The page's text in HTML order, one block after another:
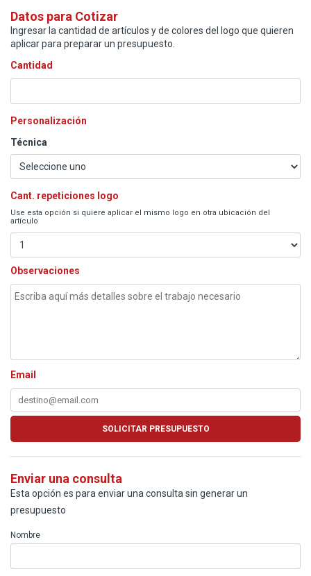
Datos para Cotizar
Ingresar la cantidad de artículos y de colores del logo que quieren
aplicar para preparar un presupuesto.
Cantidad
Personalización
Técnica
Cant. repeticiones logo
Use esta opción si quiere aplicar el mismo logo en otra ubicación del
artículo
Observaciones
Email
Enviar una consulta
Esta opción es para enviar una consulta sin generar un
presupuesto
Nombre